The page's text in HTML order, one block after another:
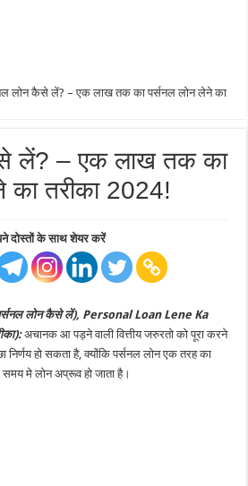
लोन कैसे लें? – एक लाख तक का पर्सनल लोन लेने का
लें? – एक लाख तक का
का तरीका 2024!
दोस्तों के साथ शेयर करें
लोन कैसे लें), Personal Loan Lene Ka
अचानक आ पड़ने वाली वित्तीय जरुरतो को पूरा करने
हो सकता है, क्योंकि पर्सनल लोन एक तरह का
मे लोन अप्रूव हो जाता है।